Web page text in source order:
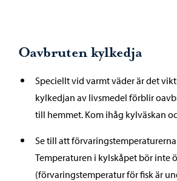
Oavbruten kylkedja
Speciellt vid varmt väder är det
kylkedjan av livsmedel förblir
till hemmet. Kom ihåg kylväskan
Se till att
Temperaturen i kylskåpet bör inte
(förvaringstemperatur för fisk är